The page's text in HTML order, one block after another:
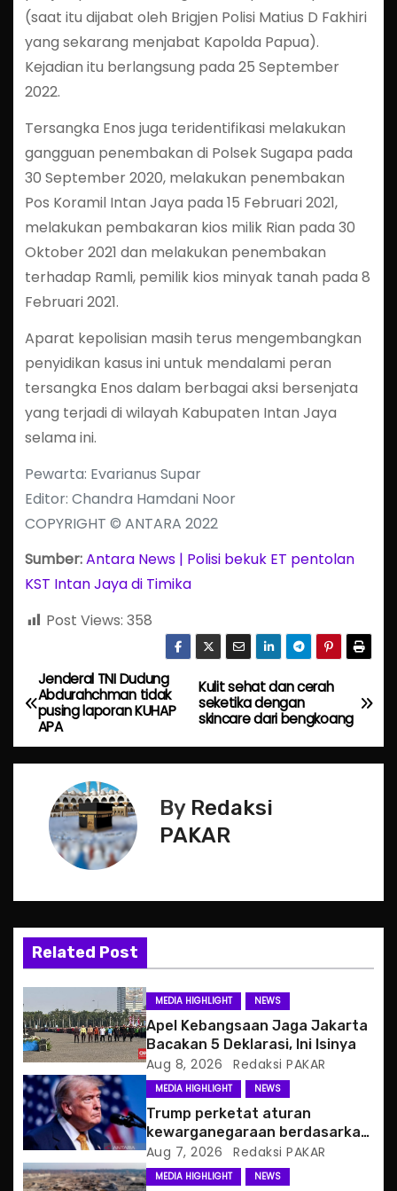
(saat itu dijabat oleh Brigjen Polisi Matius D Fakhiri
yang sekarang menjabat Kapolda Papua).
Kejadian itu berlangsung pada 25 September
2022.
Tersangka Enos juga teridentifikasi melakukan
gangguan penembakan di Polsek Sugapa pada
30 September 2020, melakukan penembakan
Pos Koramil Intan Jaya pada 15 Februari 2021,
melakukan pembakaran kios milik Rian pada 30
Oktober 2021 dan melakukan penembakan
terhadap Ramli, pemilik kios minyak tanah pada 8
Februari 2021.
Aparat kepolisian masih terus mengembangkan
penyidikan kasus ini untuk mendalami peran
tersangka Enos dalam berbagai aksi bersenjata
yang terjadi di wilayah Kabupaten Intan Jaya
selama ini.
Pewarta: Evarianus Supar
Editor: Chandra Hamdani Noor
COPYRIGHT © ANTARA 2022
Sumber:Antara News | Polisi bekuk ET pentolan
KST Intan Jaya di Timika
Post Views: 358
P
o
s
v
g
a
t
i
o
n
Kulit sehat dan cerah
seketika dengan
skincare dari bengkoang
Jenderal TNI Dudung
Abdurahchman tidak
pusing laporan KUHAP
APA
By Redaksi
PAKAR
Related Post
MEDIA HIGHLIGHT NEWS
Apel Kebangsaan Jaga Jakarta
Bacakan 5 Deklarasi, Ini Isinya
Aug 8, 2026 Redaksi PAKAR
MEDIA HIGHLIGHT NEWS
Trump perketat aturan
kewarganegaraan berdasarkan
tempat kelahiran
Aug 7, 2026 Redaksi PAKAR
MEDIA HIGHLIGHT NEWS